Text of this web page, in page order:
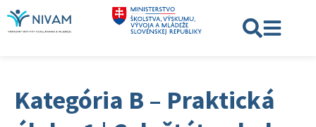
Kategória B – Praktická